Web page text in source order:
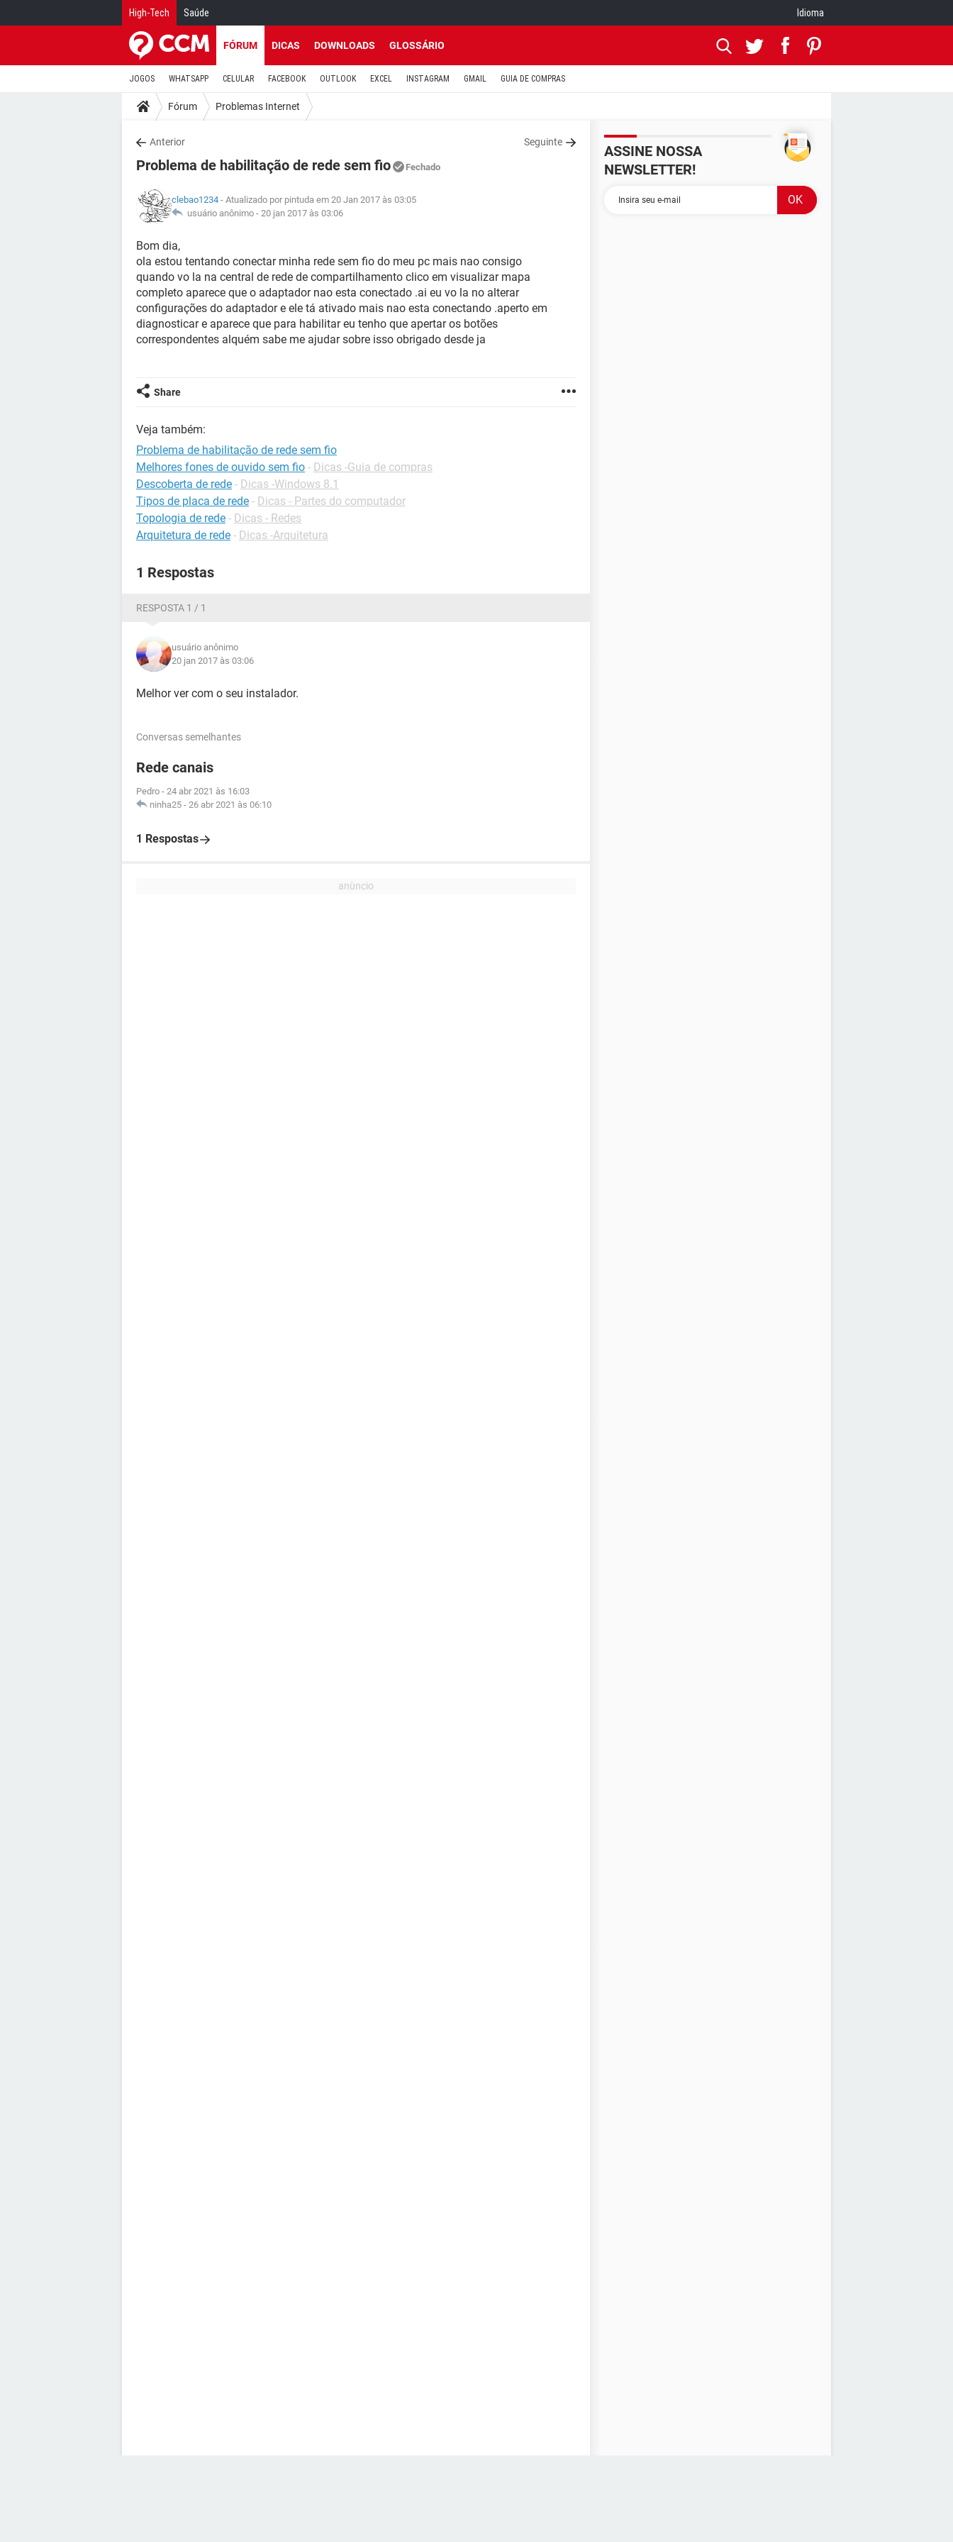
High-Tech Saúde Idioma
FÓRUM DICAS DOWNLOADS GLOSSÁRIO
JOGOS WHATSAPP CELULAR FACEBOOK OUTLOOK EXCEL INSTAGRAM GMAIL GUIA DE COMPRAS
Fórum Problemas Internet
Anterior Seguinte
Problema de habilitação de rede sem fio Fechado
clebao1234 - Atualizado por pintuda em 20 Jan 2017 às 03:05
usuário anônimo - 20 jan 2017 às 03:06
Bom dia,
ola estou tentando conectar minha rede sem fio do meu pc mais nao consigo
quando vo la na central de rede de compartilhamento clico em visualizar mapa
completo aparece que o adaptador nao esta conectado .ai eu vo la no alterar
configurações do adaptador e ele tá ativado mais nao esta conectando .aperto em
diagnosticar e aparece que para habilitar eu tenho que apertar os botões
correspondentes alquém sabe me ajudar sobre isso obrigado desde ja
Share
Veja também:
Problema de habilitação de rede sem fio
Melhores fones de ouvido sem fio - Dicas -Guia de compras
Descoberta de rede - Dicas -Windows 8.1
Tipos de placa de rede - Dicas - Partes do computador
Topologia de rede - Dicas - Redes
Arquitetura de rede - Dicas -Arquitetura
1 Respostas
RESPOSTA 1 / 1
usuário anônimo
20 jan 2017 às 03:06
Melhor ver com o seu instalador.
Conversas semelhantes
Rede canais
Pedro - 24 abr 2021 às 16:03
ninha25 - 26 abr 2021 às 06:10
1 Respostas
ASSINE NOSSA
NEWSLETTER!